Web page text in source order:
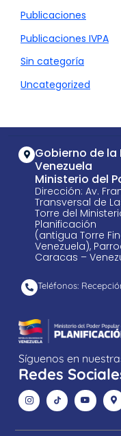
Publicaciones
Publicaciones IVPA
Sin categoría
Uncategorized
Gobierno de
Venezuela
Ministerio del
Dirección: Av.
Transversal de
Torre del
Planificación
(antigua Torre
Venezuela),
Caracas –
Teléfonos:
Síguenos en
Redes